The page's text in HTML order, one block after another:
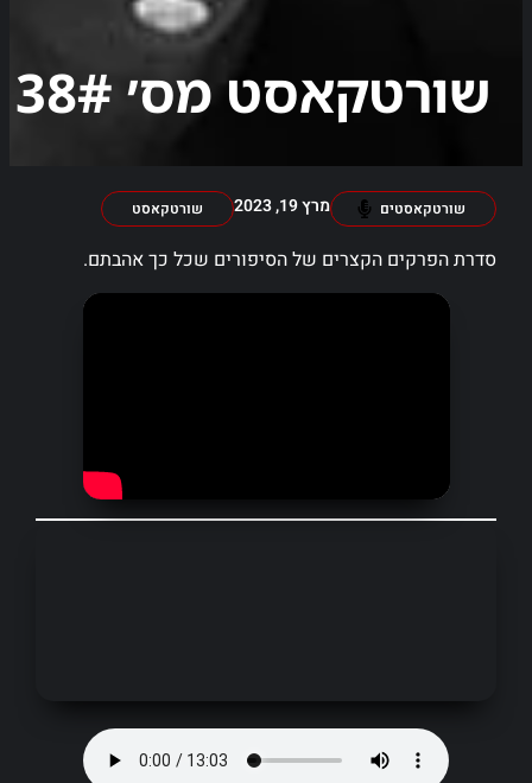
שורטקאסט מס׳ 38#
שורטקאסטים מרץ 19, 2023 שורטקאסט
סדרת הפרקים הקצרים של הסיפורים שכל כך אהבתם.